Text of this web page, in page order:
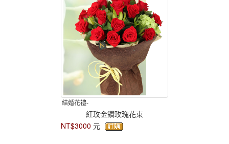
結婚花禮-
紅玫金鑽玫瑰花束
NT$3000 元